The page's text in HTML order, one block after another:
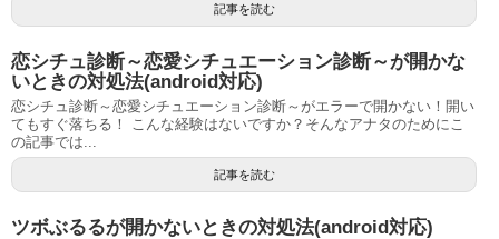
記事を読む
恋シチュ診断～恋愛シチュエーション診断～が開かな
いときの対処法(android対応)
恋シチュ診断～恋愛シチュエーション診断～がエラーで開かない！開い
てもすぐ落ちる！ こんな経験はないですか？そんなアナタのためにこ
の記事では...
記事を読む
ツボぶるるが開かないときの対処法(android対応)